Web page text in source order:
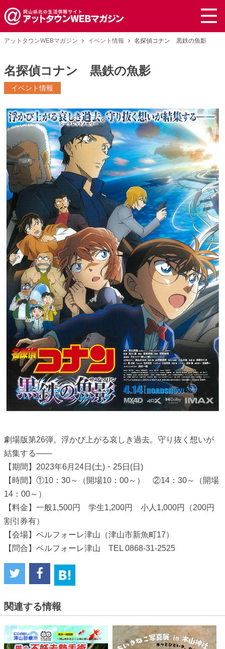
アットタウンWEBマガジン イベント情報 名探偵コナン 黒鉄の魚影
名探偵コナン 黒鉄の魚影
イベント情報
劇場版第26弾。浮かび上がる哀しき過去。守り抜く想いが
結集する――
【期間】2023年6月24日(土)・25日(日)
【時間】①10：30～（開場10：00～） ②14：30～（開場
14：00～）
【料金】一般1,500円 学生1,200円 小人1,000円（200円
割引券有）
【会場】ベルフォーレ津山（津山市新魚町17）
【問合】ベルフォーレ津山 TEL 0868-31-2525
関連する情報